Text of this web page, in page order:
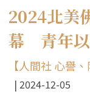
2024北美
幕 青年以
【人間社 心譽
2024-12-05